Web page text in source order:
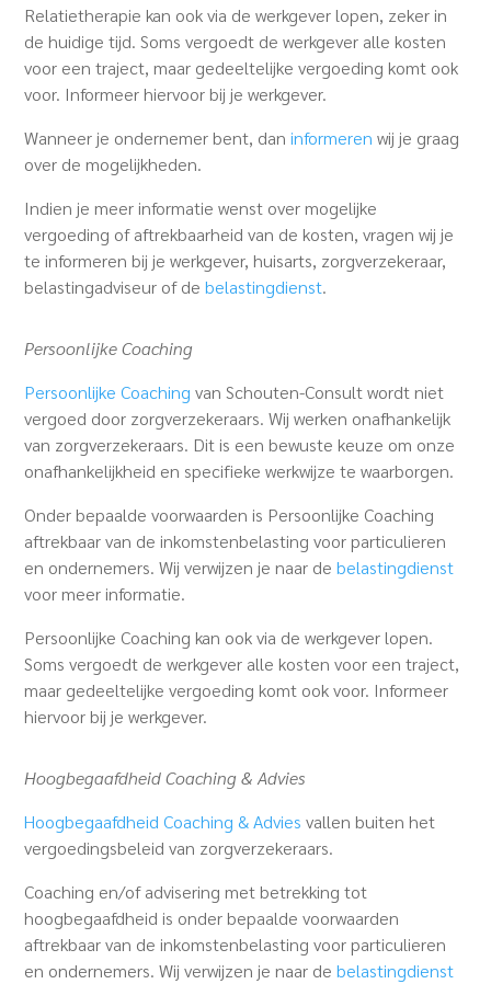
Relatietherapie kan ook via de werkgever lopen, zeker in
de huidige tijd. Soms vergoedt de werkgever alle kosten
voor een traject, maar gedeeltelijke vergoeding komt ook
voor. Informeer hiervoor bij je werkgever.
Wanneer je ondernemer bent, daninformeren wij je graag
over de mogelijkheden.
Indien je meer informatie wenst over mogelijke
vergoeding of aftrekbaarheid van de kosten, vragen wij je
te informeren bij je werkgever, huisarts, zorgverzekeraar,
belastingadviseur of debelastingdienst.
Persoonlijke Coaching
Persoonlijke Coaching van Schouten-Consult wordt niet
vergoed door zorgverzekeraars. Wij werken onafhankelijk
van zorgverzekeraars. Dit is een bewuste keuze om onze
onafhankelijkheid en specifieke werkwijze te waarborgen.
Onder bepaalde voorwaarden is Persoonlijke Coaching
aftrekbaar van de inkomstenbelasting voor particulieren
en ondernemers. Wij verwijzen je naar debelastingdienst
voor meer informatie.
Persoonlijke Coaching kan ook via de werkgever lopen.
Soms vergoedt de werkgever alle kosten voor een traject,
maar gedeeltelijke vergoeding komt ook voor. Informeer
hiervoor bij je werkgever.
Hoogbegaafdheid Coaching & Advies
Hoogbegaafdheid Coaching & Advies vallen buiten het
vergoedingsbeleid van zorgverzekeraars.
Coaching en/of advisering met betrekking tot
hoogbegaafdheid is onder bepaalde voorwaarden
aftrekbaar van de inkomstenbelasting voor particulieren
en ondernemers. Wij verwijzen je naar debelastingdienst